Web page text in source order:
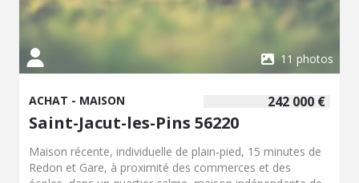
11 photos
242 000 €
ACHAT - MAISON
Saint-Jacut-les-Pins 56220
Maison récente, individuelle de plain-pied, 15 minutes de
Redon et Gare, à proximité des commerces et des